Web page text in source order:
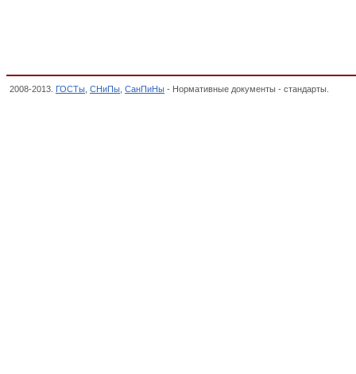
2008-2013. ГОСТы СНиПы СанПиНы - Нормативные документы - стандарты.